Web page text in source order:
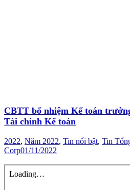
CBTT bổ nhiệm Kế toán
Tài chính Kế toán
2022, Năm 2022, Tin nổi bật, Tin
Corp01/11/2022